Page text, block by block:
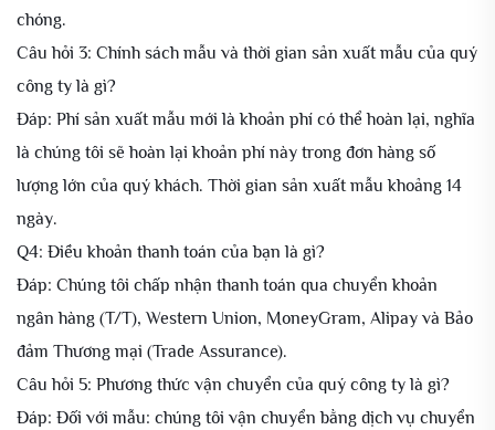
chóng.
Câu hỏi 3: Chính sách mẫu và thời gian sản xuất mẫu của quý
công ty là gì?
Đáp: Phí sản xuất mẫu mới là khoản phí có thể hoàn lại, nghĩa
là chúng tôi sẽ hoàn lại khoản phí này trong đơn hàng số
lượng lớn của quý khách. Thời gian sản xuất mẫu khoảng 14
ngày.
Q4: Điều khoản thanh toán của bạn là gì?
Đáp: Chúng tôi chấp nhận thanh toán qua chuyển khoản
ngân hàng (T/T), Western Union, MoneyGram, Alipay và Bảo
đảm Thương mại (Trade Assurance).
Câu hỏi 5: Phương thức vận chuyển của quý công ty là gì?
Đáp: Đối với mẫu: chúng tôi vận chuyển bằng dịch vụ chuyển